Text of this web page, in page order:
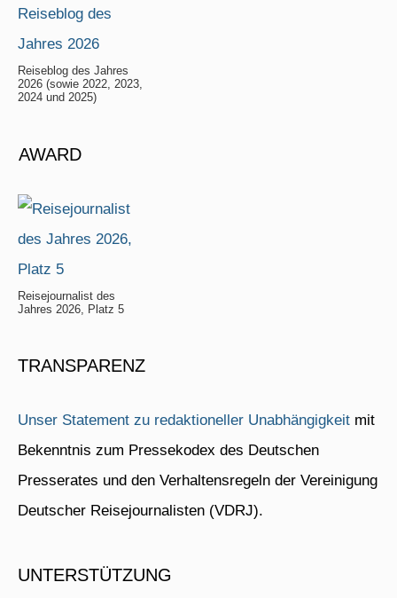
Reiseblog des Jahres
2026 (sowie 2022, 2023,
2024 und 2025)
AWARD
Reisejournalist des
Jahres 2026, Platz 5
TRANSPARENZ
Unser Statement zu redaktioneller Unabhängigkeit mit
Bekenntnis zum Pressekodex des Deutschen
Presserates und den Verhaltensregeln der Vereinigung
Deutscher Reisejournalisten (VDRJ).
UNTERSTÜTZUNG